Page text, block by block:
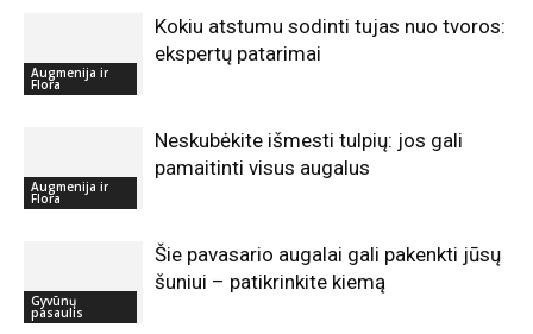
Augmenija ir
Flora
Kokiu atstumu sodinti tujas nuo tvoros:
ekspertų patarimai
Augmenija ir
Flora
Neskubėkite išmesti tulpių: jos gali
pamaitinti visus augalus
Gyvūnų
pasaulis
Šie pavasario augalai gali pakenkti jūsų
šuniui – patikrinkite kiemą